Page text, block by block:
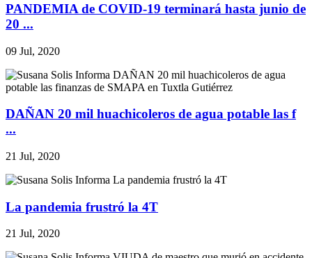
PANDEMIA de COVID-19 terminará hasta junio de
20 ...
09 Jul, 2020
DAÑAN 20 mil huachicoleros de agua potable las f
...
21 Jul, 2020
La pandemia frustró la 4T
21 Jul, 2020